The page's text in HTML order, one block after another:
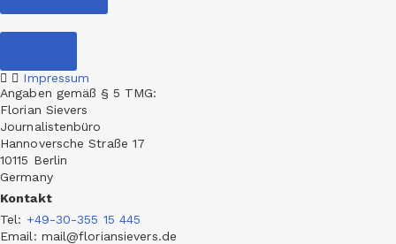
Impressum
Angaben gemäß § 5 TMG:
Florian Sievers
Journalistenbüro
Hannoversche Straße 17
10115 Berlin
Germany
Kontakt
Tel: +49-30-355 15 445
Email: mail@floriansievers.de